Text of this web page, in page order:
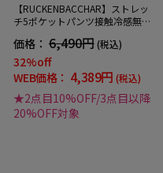
【RUCKENBACCHAR】ストレッ
チ5ポケットパンツ接触冷感無地
価格： 6,490円(税込)
32%off
WEB価格： 4,389円 (税込)
★2点目10%OFF/3点目以降
20%OFF対象